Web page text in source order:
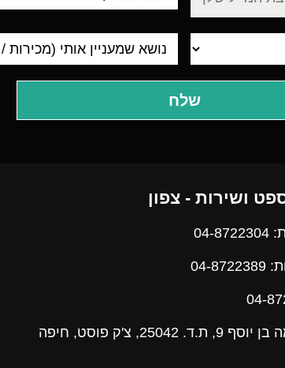
מגורים
ושירות - צפון
04-
כתובת: שלמה בן יוסף 9, ת.ד. 25042, צ'ק פוסט, חיפה